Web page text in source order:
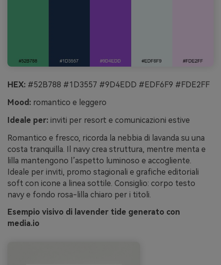
HEX: #52B788 #1D3557 #9D4EDD #EDF6F9 #FDE2FF
Mood: romantico e leggero
Ideale per: inviti per resort e comunicazioni estive
Romantico e fresco, ricorda la nebbia di lavanda su una
costa tranquilla. Il navy crea struttura, mentre menta e
lilla mantengono l’aspetto luminoso e accogliente.
Ideale per inviti, promo stagionali e grafiche editoriali
soft con icone a linea sottile. Consiglio: corpo testo
navy e fondo rosa-lilla chiaro per i titoli.
Esempio visivo di lavender tide generato con
media.io